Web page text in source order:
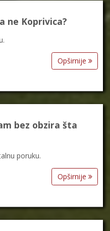
ne Koprivica?
Opširnije
bez obzira šta
poruku.
Opširnije